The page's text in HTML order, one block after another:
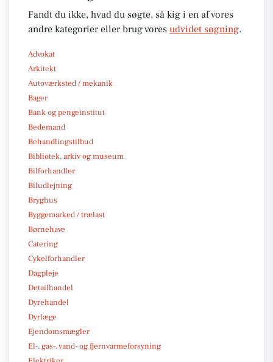
Fandt du ikke, hvad du søgte, så kig i en af vores
andre kategorier eller brug vores udvidet søgning.
Advokat
Arkitekt
Autoværksted / mekanik
Bager
Bank og pengeinstitut
Bedemand
Behandlingstilbud
Bibliotek, arkiv og museum
Bilforhandler
Biludlejning
Bryghus
Byggemarked / trælast
Børnehave
Catering
Cykelforhandler
Dagpleje
Detailhandel
Dyrehandel
Dyrlæge
Ejendomsmægler
El-, gas-, vand- og fjernvarmeforsyning